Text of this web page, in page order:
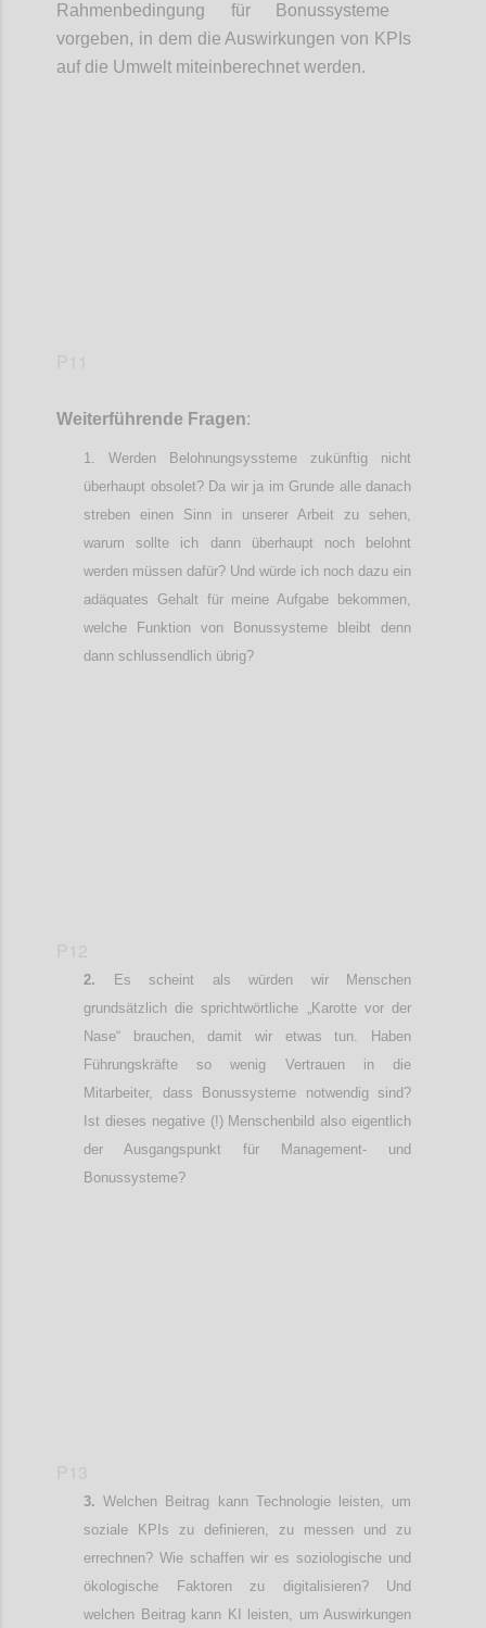
Rahmenbedingung für Bonussysteme
vorgeben, in dem dieAuswirkungen von KPIs
auf die Umwelt miteinberechnet werden.
Weiterführende Fragen:
Werden Belohnungsyssteme zukünftig nicht
überhaupt obsolet? Da wir ja im Grunde alle danach
streben einen Sinn in unserer Arbeit zu sehen,
warum sollte ich dann überhaupt noch belohnt
werden müssen dafür? Und würde ich noch dazu ein
adäquates Gehalt für meine Aufgabe bekommen,
welche Funktion von Bonussysteme bleibt denn
dann schlussendlich übrig?
Es scheint als würden wir Menschen
grundsätzlich die sprichtwörtliche „Karotte vor der
Nase“ brauchen, damit wir etwas tun. Haben
Führungskräfte so wenig Vertrauen in die
Mitarbeiter, dass Bonussysteme notwendig sind?
Ist dieses negative (!) Menschenbild also eigentlich
der Ausgangspunkt für
Management- und
Bonussysteme?
Welchen Beitrag kann Technologie leisten, um
soziale KPIs zu definieren, zu messen und zu
errechnen? Wie schaffen wir es soziologische und
ökologische Faktoren zu digitalisieren? Und
welchen Beitrag kann KI leisten, um Auswirkungen